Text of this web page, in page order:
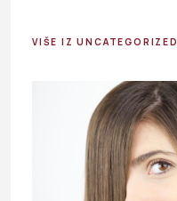
VIŠE IZ UNCATEGORIZED